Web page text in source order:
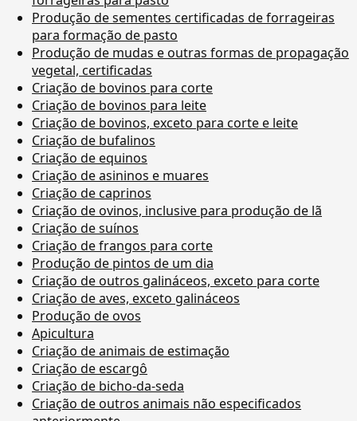
Produção de sementes certificadas de forrageiras
para formação de pasto
Produção de mudas e outras formas de propagação
vegetal, certificadas
Criação de bovinos para corte
Criação de bovinos para leite
Criação de bovinos, exceto para corte e leite
Criação de bufalinos
Criação de equinos
Criação de asininos e muares
Criação de caprinos
Criação de ovinos, inclusive para produção de lã
Criação de suínos
Criação de frangos para corte
Produção de pintos de um dia
Criação de outros galináceos, exceto para corte
Criação de aves, exceto galináceos
Produção de ovos
Apicultura
Criação de animais de estimação
Criação de escargô
Criação de bicho-da-seda
Criação de outros animais não especificados